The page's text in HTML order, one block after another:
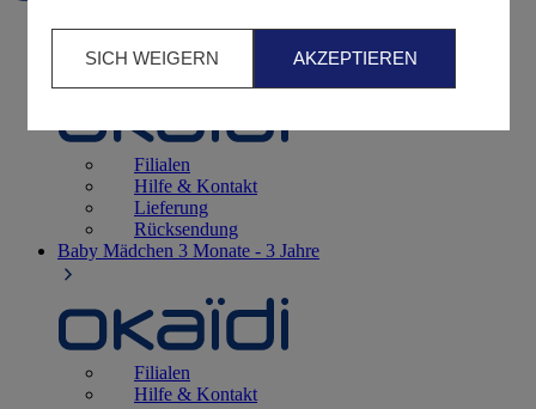
Filialen
Hilfe & Kontakt
Lieferung
Rücksendung
Baby Mädchen 3 Monate - 3 Jahre
Filialen
Hilfe & Kontakt
SICH WEIGERN AKZEPTIEREN